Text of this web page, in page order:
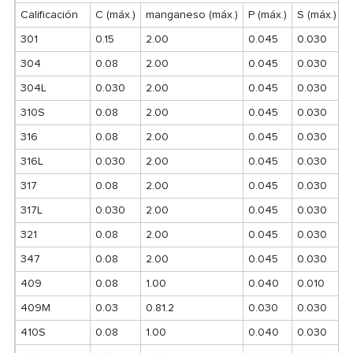
Calificación C (máx.) manganeso (máx.) P (máx.) S (máx.)
301 0.15 2.00 0.045 0.030
304 0.08 2.00 0.045 0.030
304L 0.030 2.00 0.045 0.030
310S 0.08 2.00 0.045 0.030
316 0.08 2.00 0.045 0.030
316L 0.030 2.00 0.045 0.030
317 0.08 2.00 0.045 0.030
317L 0.030 2.00 0.045 0.030
321 0.08 2.00 0.045 0.030
347 0.08 2.00 0.045 0.030
409 0.08 1.00 0.040 0.010
409M 0.03 0.81.2 0.030 0.030
410S 0.08 1.00 0.040 0.030